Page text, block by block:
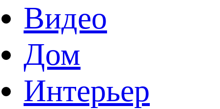
Видео
Дом
Интерьер